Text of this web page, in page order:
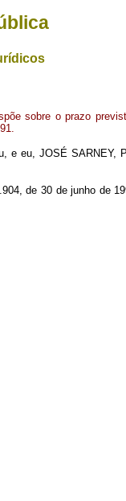
sobre o prazo
e eu, JOSÉ
de 30 de junho de